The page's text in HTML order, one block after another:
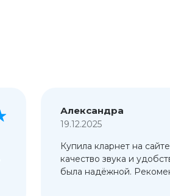
Александра
19.12.2025
Купила кларнет на
качество звука и
была надёжной.